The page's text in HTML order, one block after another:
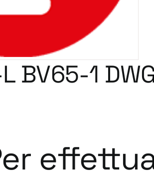
BV65-1